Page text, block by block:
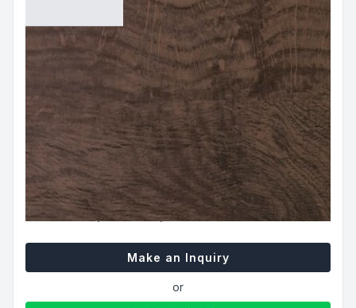
กระเบื้องลายไม้ (WOOD TILES)
กระเบื้องลายไม้ Brown
AWD15910
15x90 cm
Color: Brown
฿
900.00
กระเบื้องลายไม้ (Wood Tiles) ราคา 900 บาทต่อตารางเมตร
Make an Inquiry
or